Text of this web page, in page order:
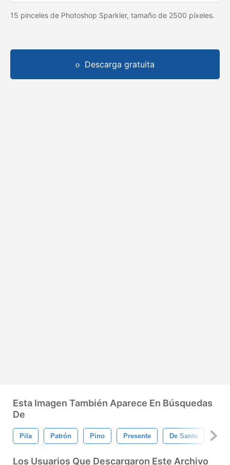
15 pinceles de Photoshop Sparkler, tamaño de 2500 píxeles.
Descarga gratuita
Esta Imagen También Aparece En Búsquedas
De
Pila Patrón Pino Presente De Santa
Los Usuarios Que Descargaron Este Archivo